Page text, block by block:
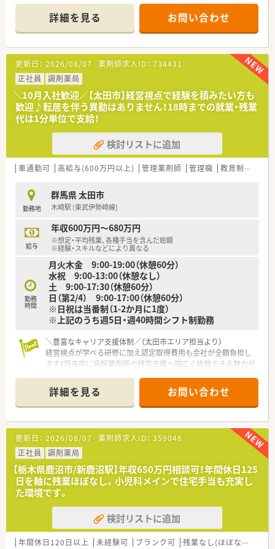
■桐生厚生病院の門前に構えており、内科や外科、小児科など多
岐にわたる総合科目を1日あたり120枚から140枚程度応需して
います。
■薬剤師は常勤5名とパート3名の体制で、事務員も5名在籍して
おり、厚い人員体制で協力しながらスピーディーな対応を行って
います。
【やりがい/おすすめポイント】
■総合病院門前ならではの複雑な処方や重症度の高い患者様へ
の対応を通じて、医療の担い手としての深い達成感を味わうこと
ができます。
■リフレッシュ休暇などの長期休暇制度が整備されており、心身
ともに健やかな状態で長く仕事を続けられる環境が大きなメリ
ットです。
■最新鋭の監査システムや自動薬剤ピッキング装置などの導入
があります。
【こんな方にオススメ】
■年間休日が120日以上あり残業管理も徹底されているため、趣
味や家族との時間を大切にしながら正社員として安定して働き
たい方。
■特定の科目だけでなく、あらゆる診療科目の処方箋を経験する
ことで、薬剤師としての対応力や汎用的なスキルを底上げしたい
方。
■福利厚生が手厚く、経営基盤の安定した大手企業グループで腰
を据えて長期的なキャリアを形成していきたいと考えている方。
【こんな方が活躍中】
床知識をアップデートし続けたい向上心の高い薬剤師が数多く
活躍しています。
■産休や育休を経て復帰したママ薬剤師も多く、短時間勤務制度
を利用しながら家庭と仕事を両立させて責任ある業務を担って
います。
■最新の機械化・システム化を積極的に受け入れ、業務効率化を
図ることで生まれた時間を患者様への丁寧な説明に充てている
方が多いです。
詳細を見る お問い合わせ
更新日： 2026/08/07 薬剤師求人ID： 734431
正社員
調剤薬局
＼10月入社歓迎／【太田市】経営視点で経験を積みたい方も
歓迎♪転居を伴う異動はありません！18時までの就業・残業
代は1分単位で支給！
検討リストに追加
車通勤可 高給与(600万円以上) 管理薬剤師 管理職 教育制度あり
勤務地
群馬県 太田市
木崎駅 (東武伊勢崎線)
給与
年収600万円～680万円
※想定・平均残業、各種手当を含んだ総額
※経験・スキルなどにより異なる
勤務
時間
月火木金 9:00-19:00（休憩60分）
水祝 9:00-13:00（休憩なし）
土 9:00-17:30（休憩60分）
日（第2/4） 9:00-17:00（休憩60分）
※日祝は当番制（1-2か月に1度）
※上記のうち週5日・週40時間シフト制勤務
＼豊富なキャリア支援体制／（太田市エリア担当より）
経営視点が学べる研修に加え認定取得費用も会社が全額負担し
ます！将来的に病院薬剤師や経営支援へ幅広く挑戦できる魅力が
＊------------------------------------------＊
【店舗情報と応需状況について】
■店舗は東武伊勢崎線木崎駅から車で10分の立地にありマイカ
ーでの快適な通勤が可能な環境が整っています。
■処方箋枚数は1日あたり約70枚に対応しており多様な処方例
を通してスキルを高められる環境です。
■体制は常勤薬剤師3名とパート薬剤師3名が在籍しており全員
で助け合いながら業務を進めています。
【想定される業務内容】
■店舗における調剤業務や服薬指導ならびに監査業務全般を担
当し安全な投薬を徹底していただきます。
■管理薬剤師として調剤室の管理や医薬品の在庫管理および店
舗スタッフのマネジメントを行います。
詳細を見る お問い合わせ
更新日： 2026/08/07 薬剤師求人ID： 359048
正社員
調剤薬局
【栃木県鹿沼市/新鹿沼駅】年収650万円相談可！年間休日125
日を軸に残業ほぼなし。小児科メインで住宅手当も充実し
た環境です。
検討リストに追加
年間休日120日以上 未経験可 ブランク可 残業なし(ほぼなし含む)